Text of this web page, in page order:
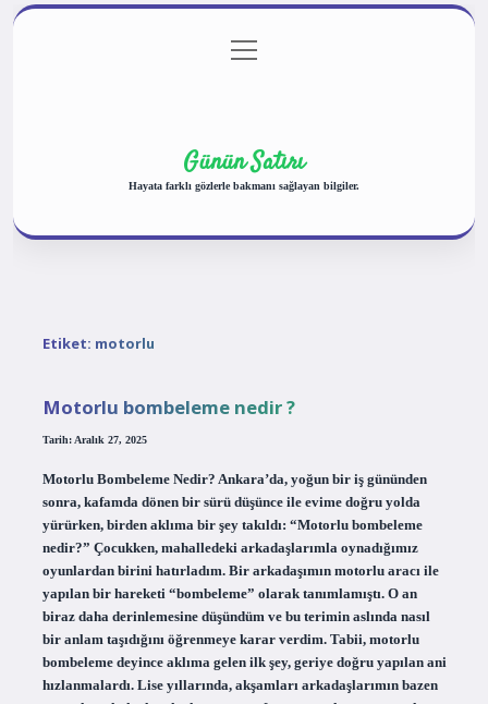
Gizlilik Politikası
menüyü
aç
Günün Satırı
Hayata farklı gözlerle bakmanı sağlayan bilgiler.
Etiket: motorlu
Motorlu bombeleme nedir ?
Tarih: Aralık 27, 2025
Motorlu Bombeleme Nedir? Ankara’da, yoğun bir iş gününden
sonra, kafamda dönen bir sürü düşünce ile evime doğru yolda
yürürken, birden aklıma bir şey takıldı: “Motorlu bombeleme
nedir?” Çocukken, mahalledeki arkadaşlarımla oynadığımız
oyunlardan birini hatırladım. Bir arkadaşımın motorlu aracı ile
yapılan bir hareketi “bombeleme” olarak tanımlamıştı. O an
biraz daha derinlemesine düşündüm ve bu terimin aslında nasıl
bir anlam taşıdığını öğrenmeye karar verdim. Tabii, motorlu
bombeleme deyince aklıma gelen ilk şey, geriye doğru yapılan ani
hızlanmalardı. Lise yıllarında, akşamları arkadaşlarımın bazen